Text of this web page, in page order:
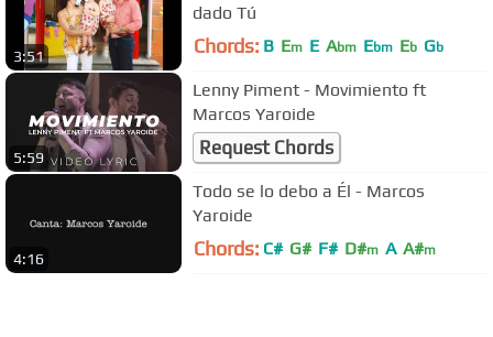
3:51
dado Tú
Chords: B Em E Abm Ebm Eb Gb
5:59
Lenny Piment - Movimiento ft
Marcos Yaroide
Request Chords
4:16
Todo se lo debo a Él - Marcos
Yaroide
Chords: C# G# F# D#m A A#m